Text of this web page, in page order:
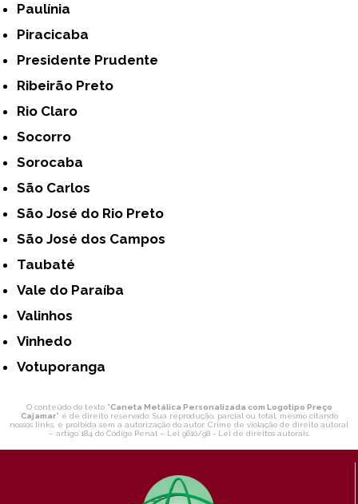
Paulínia
Piracicaba
Presidente Prudente
Ribeirão Preto
Rio Claro
Socorro
Sorocaba
São Carlos
São José do Rio Preto
São José dos Campos
Taubaté
Vale do Paraíba
Valinhos
Vinhedo
Votuporanga
O conteúdo do texto "Caneta Metálica Personalizada com Logotipo Preço
Cajamar" é de direito reservado. Sua reprodução, parcial ou total, mesmo citando
nossos links, é proibida sem a autorização do autor. Crime de violação de direito autoral
– artigo 184 do Código Penal – Lei 9610/98 - Lei de direitos autorais.